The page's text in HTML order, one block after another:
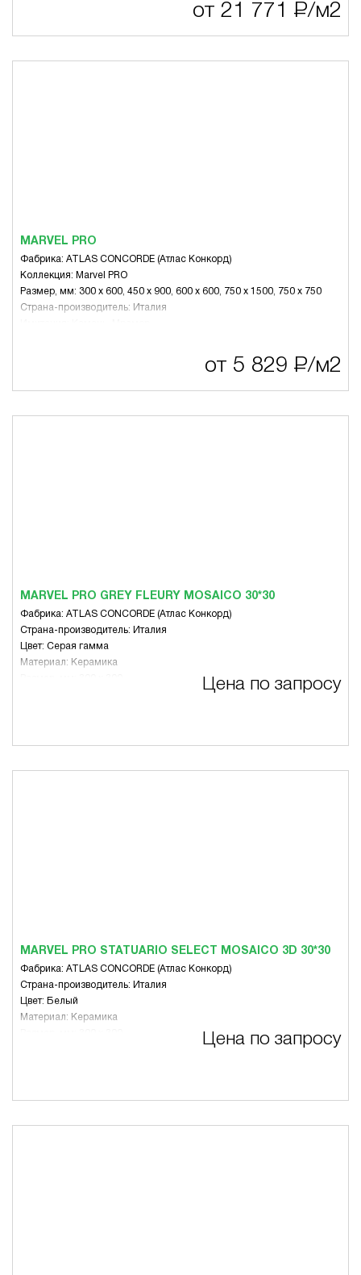
от 21 771 Р/м2
MARVEL PRO
Фабрика: ATLAS CONCORDE (Атлас Конкорд)
Коллекция: Marvel PRO
Размер, мм: 300 x 600, 450 x 900, 600 x 600, 750 x 1500, 750 x 750
Страна-производитель: Италия
Цвет: Бежевая гамма, Белый, Серая гамма, Чёрный
от 5 829 Р/м2
MARVEL PRO GREY FLEURY MOSAICO 30*30
Фабрика: ATLAS CONCORDE (Атлас Конкорд)
Страна-производитель: Италия
Цвет: Серая гамма
Материал: Керамика
Цена по запросу
MARVEL PRO STATUARIO SELECT MOSAICO 3D 30*30
Фабрика: ATLAS CONCORDE (Атлас Конкорд)
Страна-производитель: Италия
Цвет: Белый
Материал: Керамика
Цена по запросу